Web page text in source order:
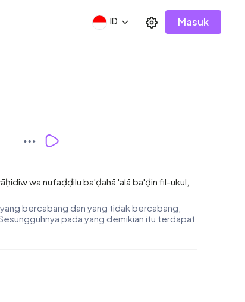
ID Masuk
wa nufaḍḍilu ba'ḍahā 'alā ba'ḍin fil-ukul,
bercabang dan yang tidak bercabang,
pada yang demikian itu terdapat